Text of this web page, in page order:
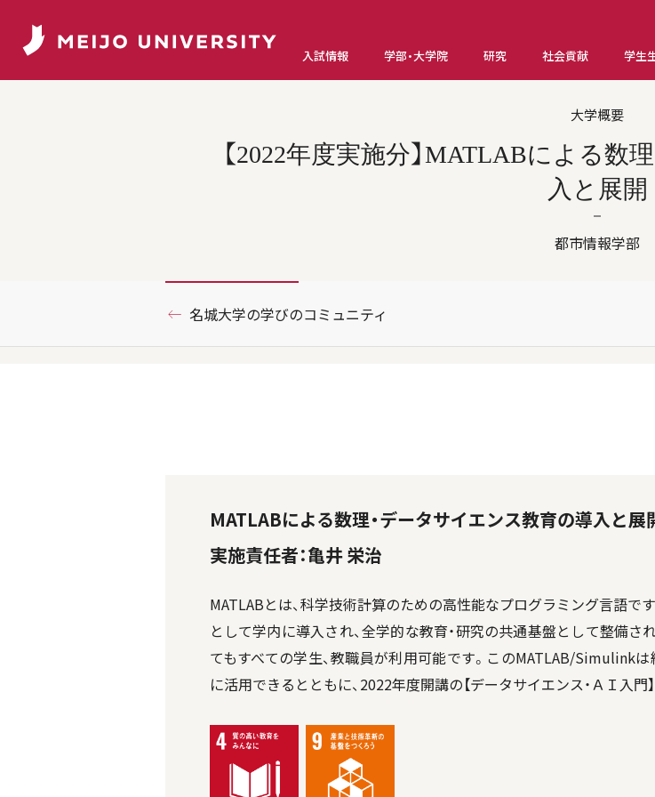
入試情報 学部・大学院 研究 社会貢献 学生
大学概要
【2022年度実施分】MATLABによる数
入と展開
都市情報学部
名城大学の学びのコミュニティ
MATLABによる数理・データサイエンス教育の導入と展
実施責任者：亀井 栄治
MATLABとは、科学技術計算のための高性能なプログラミング言語で
として学内に導入され、全学的な教育・研究の共通基盤として整備
てもすべての学生、教職員が利用可能です。このMATLAB/Simulink
に活用できるとともに、2022年度開講の【データサイエンス・ＡＩ入門